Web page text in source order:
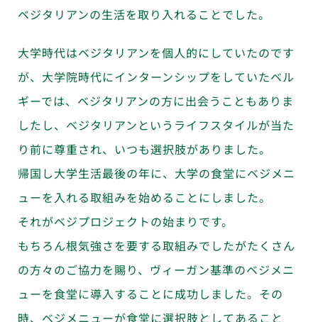
ベジタリアンの生活を取り入れることでした。
大学時代はベジタリアンを個人的にしていたのです
が、大学院時代にインターンシップをしていたベル
ギーでは、ベジタリアンの方に出会うこともありま
したし、ベジタリアンというライフスタイルが当た
り前に尊重され、いつも選択肢がありました。
帰国し大学生活最後の年に、大学の食堂にベジメニ
ューを入れる取組みを始めることにしました。
それがベジプロジェクトの始まりです。
もちろん根気強さを要する取組みでしたがたくさん
の方々のご協力を賜り、ヴィーガン基準のベジメニ
ューを食堂に導入することに成功しました。その
時、ベジメニューが食堂に選択肢としてあること